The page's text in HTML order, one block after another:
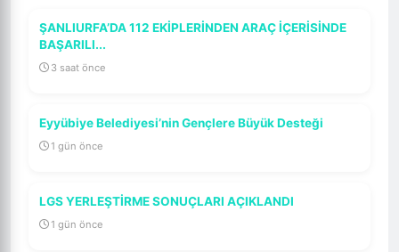
ŞANLIURFA’DA 112 EKİPLERİNDEN ARAÇ İÇERİSİNDE
BAŞARILI...
3 saat önce
Eyyübiye Belediyesi’nin Gençlere Büyük Desteği
1 gün önce
LGS YERLEŞTİRME SONUÇLARI AÇIKLANDI
1 gün önce